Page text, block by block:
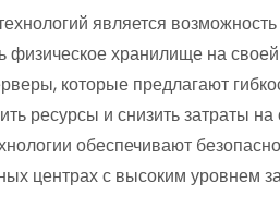
является
физическое хранилище на
которые предлагают
ресурсы и снизить затраты
обеспечивают
центрах с высоким уровнем